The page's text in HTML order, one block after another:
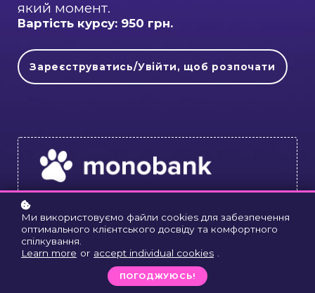
який момент.
Вартість курсу: 950 грн.
Зареєструватись/Увійти, щоб розпочати
Є можливість РОЗТЕРМІНУВАННЯ
Ми використовуємо файли cookies для забезпечення
оптимального клієнтського досвіду та комфортного
спілкування.
Learn more or accept individual cookies
ПОГОДЖУЮСЬ!